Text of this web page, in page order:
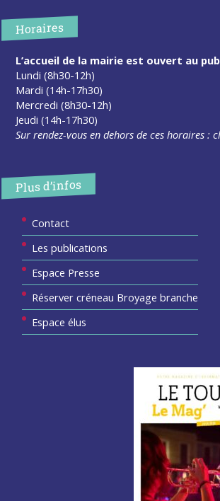
Horaires
L’accueil de la mairie est ouvert au
Lundi (8h30-12h)
Mardi (14h-17h30)
Mercredi (8h30-12h)
Jeudi (14h-17h30)
Sur rendez-vous en dehors de ces horaires :
Plus d’infos
Contact
Les publications
Espace Presse
Réserver créneau Broyage branche
Espace élus